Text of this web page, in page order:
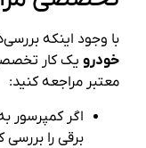
با وجود اینکه
خودرو یک کار
معتبر مراجعه کنید:
اگر
برقی را بررسی